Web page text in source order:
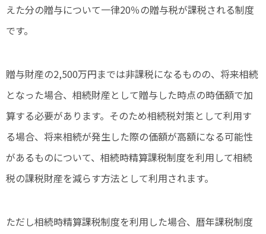
えた分の贈与について一律20％の贈与税が課税される制度
です。
贈与財産の2,500万円までは非課税になるものの、将来相続
となった場合、相続財産として贈与した時点の時価額で加
算する必要があります。そのため相続税対策として利用す
る場合、将来相続が発生した際の価額が高額になる可能性
があるものについて、相続時精算課税制度を利用して相続
税の課税財産を減らす方法として利用されます。
ただし相続時精算課税制度を利用した場合、暦年課税制度